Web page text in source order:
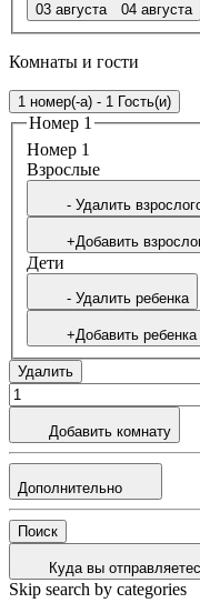
03 августа 04 августа
Комнаты и гости
1 номер(-а) - 1 Гость(и)
Номер 1
Номер 1
Bзрослые
- Удалить
+Добавить
Дети
- Удалить ребенка
+Добавить ребенка
Удалить
Добавить комнату
Дополнительно
Поиск
Куда вы
Skip search by categories